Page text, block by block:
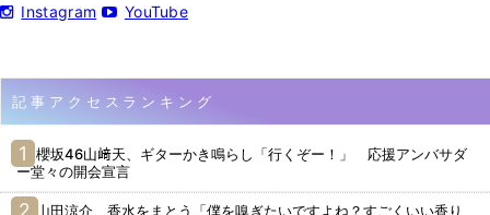
Instagram YouTube
記事アクセスランキング
櫻坂46山﨑天、ギターかき鳴らし「行くぞー！」 応援アンバサダ
ー堂々の開会宣言
山田涼介、香水をまとう「僕を嗅ぎたいですよね？すごくいい香り